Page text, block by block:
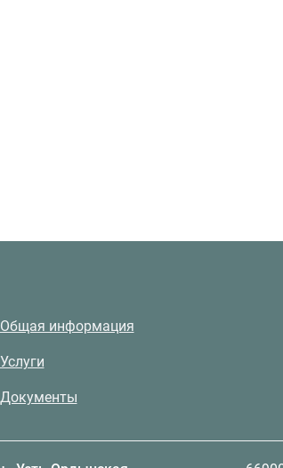
Общая информация
Услуги
Документы